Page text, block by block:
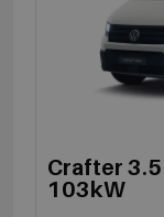
Crafter
103kW